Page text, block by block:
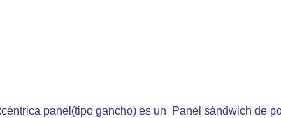
panel(tipo gancho) es un Panel sándwich de